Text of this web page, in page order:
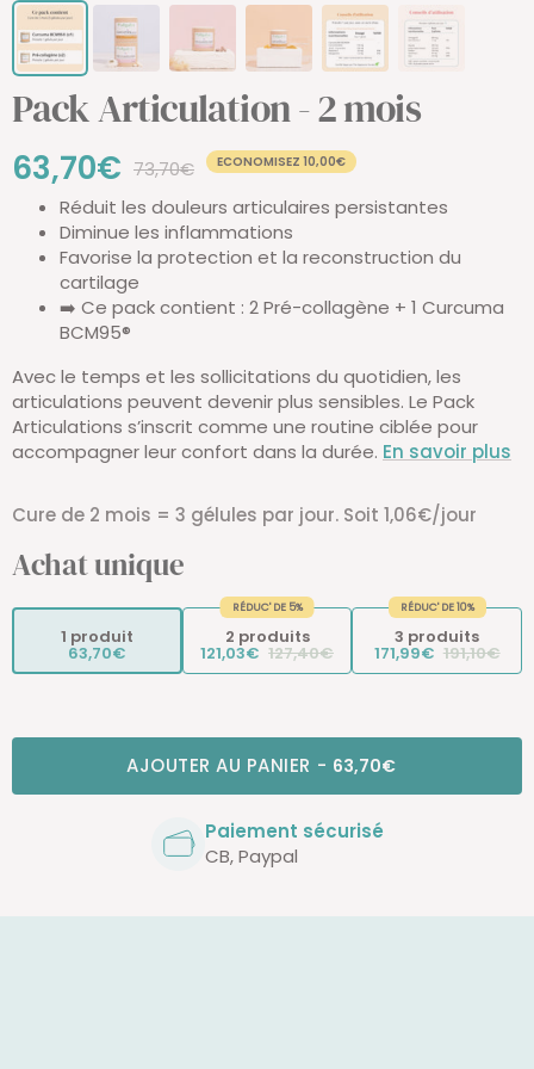
Pack Articulation - 2 mois
Prix
de
vente
63,70€ Prix
normal
73,70€ ECONOMISEZ 10,00€
Réduit les douleurs articulaires persistantes
Diminue les inflammations
Favorise la protection et la reconstruction du
cartilage
➡️ Ce pack contient : 2 Pré-collagène + 1 Curcuma
BCM95®
Avec le temps et les sollicitations du quotidien, les
articulations peuvent devenir plus sensibles. Le Pack
Articulations s’inscrit comme une routine ciblée pour
accompagner leur confort dans la durée. En savoir plus
Cure de 2 mois = 3 gélules par jour. Soit 1,06€/jour
Achat unique
1 produit
63,70€
2 produits
121,03€ 127,40€
RÉDUC' DE 5%
3 produits
171,99€ 191,10€
RÉDUC' DE 10%
AJOUTER AU PANIER - 63,70€
Paiement sécurisé
CB, Paypal